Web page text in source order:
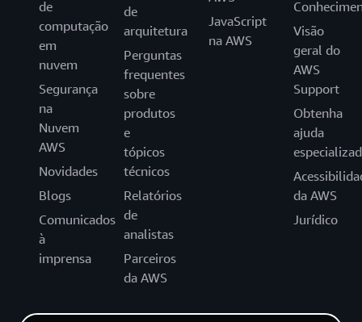
de
computação
em
nuvem
Segurança
na
Nuvem
AWS
Novidades
Blogs
Comunicados
à
imprensa
de
arquitetura
Perguntas
frequentes
sobre
produtos
e
tópicos
técnicos
Relatórios
de
analistas
Parceiros
da AWS
JavaScript
na AWS
Visão
geral do
AWS
Support
Obtenha
ajuda
da AWS
Jurídico